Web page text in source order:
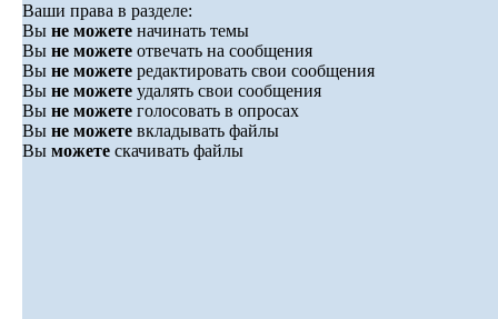
Ваши права в разделе:
Вы не можете начинать темы
Вы не можете отвечать на сообщения
Вы не можете редактировать свои сообщения
Вы не можете удалять свои сообщения
Вы не можете голосовать в опросах
Вы не можете вкладывать файлы
Вы можете скачивать файлы